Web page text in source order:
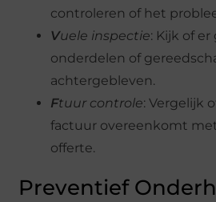
controleren of het
Vuele inspectie: Kijk of er
onderdelen of
achtergebleven.
Ftuur controle: Vergelijk
factuur overeenkomt
offerte.
Preventief